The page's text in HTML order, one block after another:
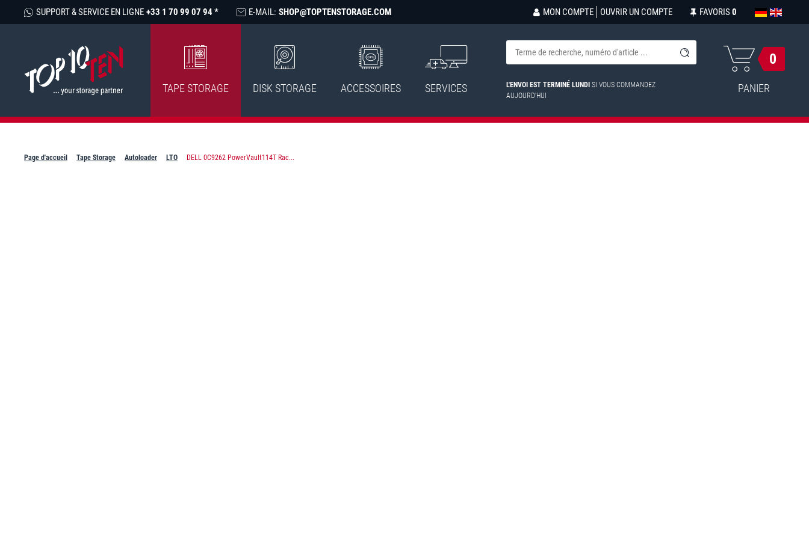
SUPPORT & SERVICE EN LIGNE +33 1 70 99 07 94 * E-MAIL: SHOP@TOPTENSTORAGE.COM MON COMPTE OUVRIR UN COMPTE FAVORIS 0
TAPE STORAGE DISK STORAGE ACCESSOIRES SERVICES L'ENVOI EST TERMINÉ LUNDI SI VOUS COMMANDEZ
AUJOURD'HUI
0
PANIER
Page d'accueil Tape Storage Autoloader LTO DELL 0C9262 PowerVault114T Rac...